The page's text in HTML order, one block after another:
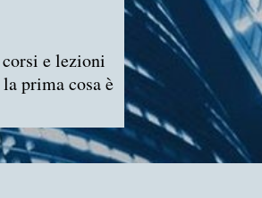
e lezioni
prima cosa è